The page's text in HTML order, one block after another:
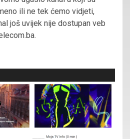
ili ne tek ćemo vidjeti,
još uvijek nije dostupan veb